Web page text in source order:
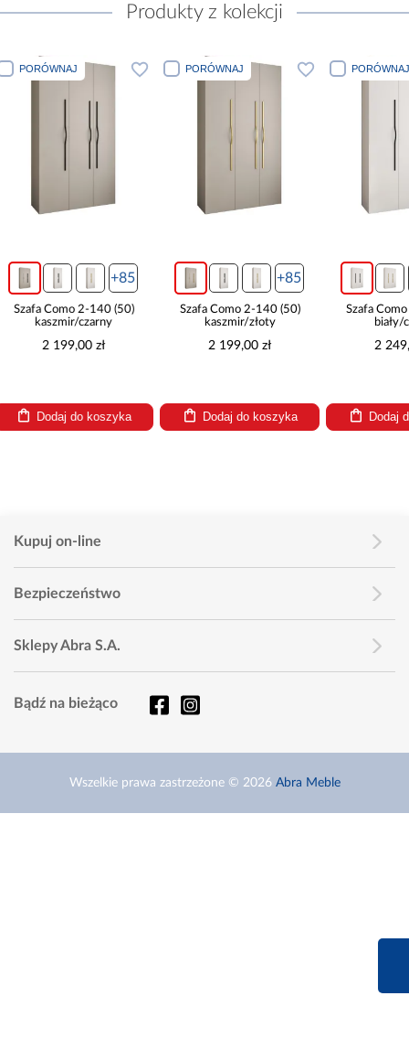
Produkty z kolekcji
PORÓWNAJ
+85
Szafa Como 2-140 (50)
kaszmir/złoty
2 199,00 zł
Dodaj do koszyka
PORÓWNAJ
+85
Szafa Como 2-150 (50)
biały/czarny
2 249,00 zł
Dodaj do koszyka
Szafa
2
Kupuj on-line
Bezpieczeństwo
Sklepy Abra S.A.
Bądź na bieżąco
Wszelkie prawa zastrzeżone © 2026 Abra Meble